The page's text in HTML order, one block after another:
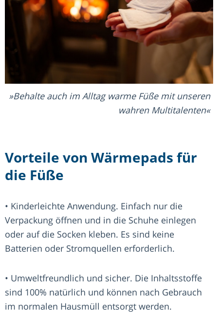
Behalte auch im Alltag warme Füße mit unseren
wahren Multitalenten
Vorteile von Wärmepads für
die Füße
• Kinderleichte Anwendung. Einfach nur die
Verpackung öffnen und in die Schuhe einlegen
oder auf die Socken kleben. Es sind keine
Batterien oder Stromquellen erforderlich.
• Umweltfreundlich und sicher. Die Inhaltsstoffe
sind 100% natürlich und können nach Gebrauch
im normalen Hausmüll entsorgt werden.